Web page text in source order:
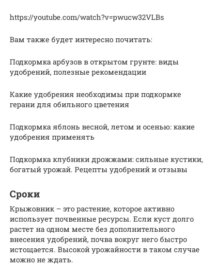
https://youtube.com/watch?v=pwucw32VLBs
Вам также будет интересно почитать:
Подкормка арбузов в открытом грунте: виды
удобрений, полезные рекомендации
Какие удобрения необходимы при подкормке
герани для обильного цветения
Подкормка яблонь весной, летом и осенью: какие
удобрения применять
Подкормка клубники дрожжами: сильные кустики,
богатый урожай. Рецепты удобрений и отзывы
Сроки
Крыжовник – это растение, которое активно
использует почвенные ресурсы. Если куст долго
растет на одном месте без дополнительного
внесения удобрений, почва вокруг него быстро
истощается. Высокой урожайности в таком случае
можно не ждать.